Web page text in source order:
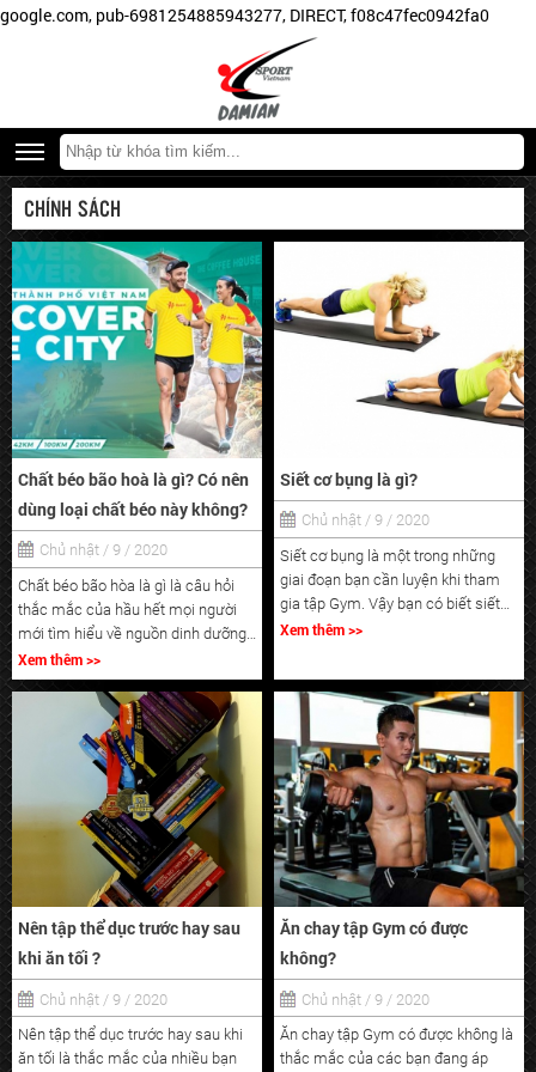
google.com, pub-6981254885943277, DIRECT, f08c47fec0942fa0
CHÍNH SÁCH
Chất béo bão hoà là gì? Có nên
dùng loại chất béo này không?
Chủ nhật / 9 / 2020
Chất béo bão hòa là gì là câu hỏi
thắc mắc của hầu hết mọi người
mới tìm hiểu về nguồn dinh dưỡng
cho cơ thể. Bạn đã hiểu khái niệm
này như thế nào? Chất béo bão hòa
có tốt cho sức khỏe con người
không? Hãy cùng chúng tôi tham
khảo bài viết dưới đây !
Xem thêm >>
Siết cơ bụng là gì?
Chủ nhật / 9 / 2020
Siết cơ bụng là một trong những
giai đoạn bạn cần luyện khi tham
gia tập Gym. Vậy bạn có biết siết
cơ bụng như thế nào đạt hiệu quả
câu trả lời thỏa đáng nhất nhé !
Xem thêm >>
Nên tập thể dục trước hay sau
khi ăn tối ?
Chủ nhật / 9 / 2020
Nên tập thể dục trước hay sau khi
ăn tối là thắc mắc của nhiều bạn
Ăn chay tập Gym có được
không?
Chủ nhật / 9 / 2020
Ăn chay tập Gym có được không là
thắc mắc của các bạn đang áp